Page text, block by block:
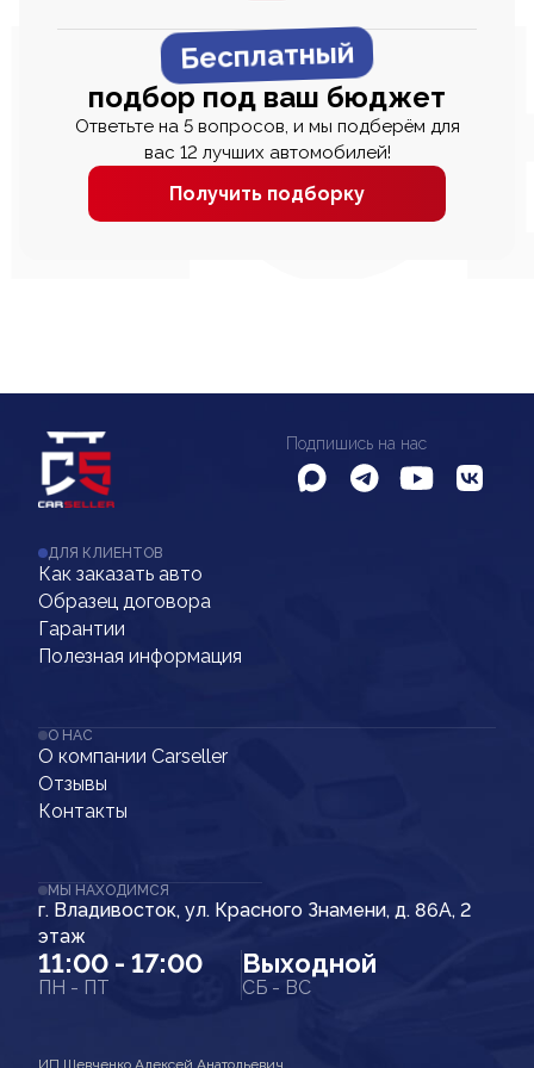
Бесплатный
подбор под ваш бюджет
Ответьте на 5 вопросов, и мы подберём для
вас 12 лучших автомобилей!
Получить подборку
Подпишись на нас
ДЛЯ КЛИЕНТОВ
Как заказать авто
Образец договора
Гарантии
Полезная информация
О НАС
О компании Carseller
Отзывы
Контакты
МЫ НАХОДИМСЯ
г. Владивосток, ул. Красного Знамени, д. 86А, 2
этаж
11:00 - 17:00
ПН - ПТ
Выходной
СБ - ВС
ИП Шевченко Алексей Анатольевич